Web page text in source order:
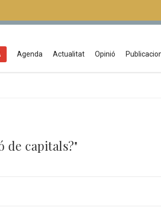
Agenda Actualitat Opinió
de capitals?"